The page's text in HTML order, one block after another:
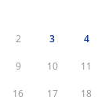
2 3 4
9 10 11
16 17 18